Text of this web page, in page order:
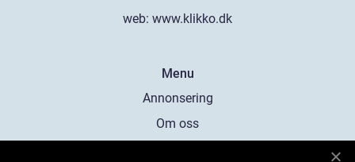
web: www.klikko.dk
Menu
Annonsering
Om oss